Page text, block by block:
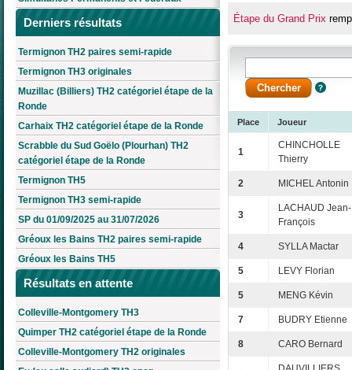
Derniers résultats
Termignon TH2 paires semi-rapide
Termignon TH3 originales
Muzillac (Billiers) TH2 catégoriel étape de la
Ronde
Carhaix TH2 catégoriel étape de la Ronde
Scrabble du Sud Goëlo (Plourhan) TH2
catégoriel étape de la Ronde
Termignon TH5
Termignon TH3 semi-rapide
SP du 01/09/2025 au 31/07/2026
Gréoux les Bains TH2 paires semi-rapide
Gréoux les Bains TH5
Résultats en attente
Colleville-Montgomery TH3
Quimper TH2 catégoriel étape de la Ronde
Colleville-Montgomery TH2 originales
Étape du Grand Prix
Place Joueur
1
CHINCHOLLE
Thierry
2 MICHEL Antonin
3
LACHAUD Jean-
François
4 SYLLA Mactar
5 LEVY Florian
5 MENG Kévin
7 BUDRY Etienne
8 CARO Bernard